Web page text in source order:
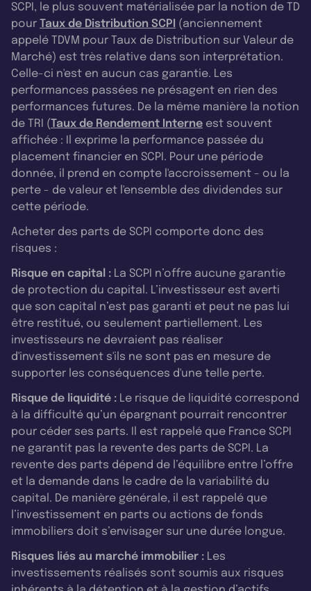
SCPI, le plus souvent matérialisée par la notion de TD
pour Taux de Distribution SCPI (anciennement
appelé TDVM pour Taux de Distribution sur Valeur de
Marché) est très relative dans son interprétation.
Celle-ci n'est en aucun cas garantie. Les
performances passées ne présagent en rien des
performances futures. De la même manière la notion
de TRI (Taux de Rendement Interne est souvent
affichée : Il exprime la performance passée du
placement financier en SCPI. Pour une période
donnée, il prend en compte l'accroissement - ou la
perte - de valeur et l'ensemble des dividendes sur
cette période.
Acheter des parts de SCPI comporte donc des
risques :
Risque en capital : La SCPI n’offre aucune garantie
de protection du capital. L’investisseur est averti
que son capital n’est pas garanti et peut ne pas lui
être restitué, ou seulement partiellement. Les
investisseurs ne devraient pas réaliser
d'investissement s'ils ne sont pas en mesure de
supporter les conséquences d'une telle perte.
Risque de liquidité : Le risque de liquidité correspond
à la difficulté qu’un épargnant pourrait rencontrer
pour céder ses parts. Il est rappelé que France SCPI
ne garantit pas la revente des parts de SCPI. La
revente des parts dépend de l’équilibre entre l’offre
et la demande dans le cadre de la variabilité du
capital. De manière générale, il est rappelé que
l’investissement en parts ou actions de fonds
immobiliers doit s’envisager sur une durée longue.
Risques liés au marché immobilier : Les
investissements réalisés sont soumis aux risques